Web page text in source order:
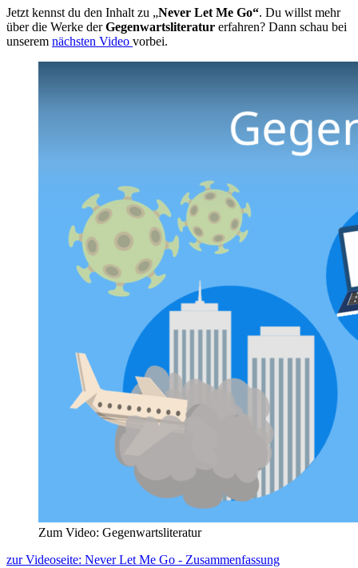
Jetzt kennst du den Inhalt zu „Never Let Me Go“. Du willst mehr
über die Werke derGegenwartsliteratur erfahren? Dann schau bei
unserem nächsten Video vorbei.
Zum Video: Gegenwartsliteratur
zur Videoseite: Never Let Me Go - Zusammenfassung